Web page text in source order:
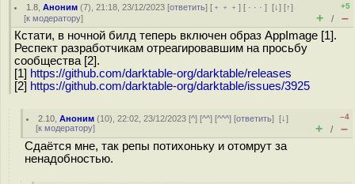
1.8 ,Аноним (7), 21:18, 23/12/2023 [ответить] [ ﹢﹢﹢] [ · · ·][↓] [↑]
[к модератору]
+5
+ / –
Кстати, в ночной билд теперь включен образ AppImage [1].
Респект разработчикам отреагировавшим на просьбу
сообщества [2].
[1] https://github.com/darktable-org/darktable/releases
[2] https://github.com/darktable-org/darktable/issues/3925
2.10 ,Аноним (10), 22:02, 23/12/2023 [^] [^^] [^^^] [ответить][↓]
[к модератору]
–4
+ / –
Сдаётся мне, так репы потихоньку и отомрут за
ненадобностью.